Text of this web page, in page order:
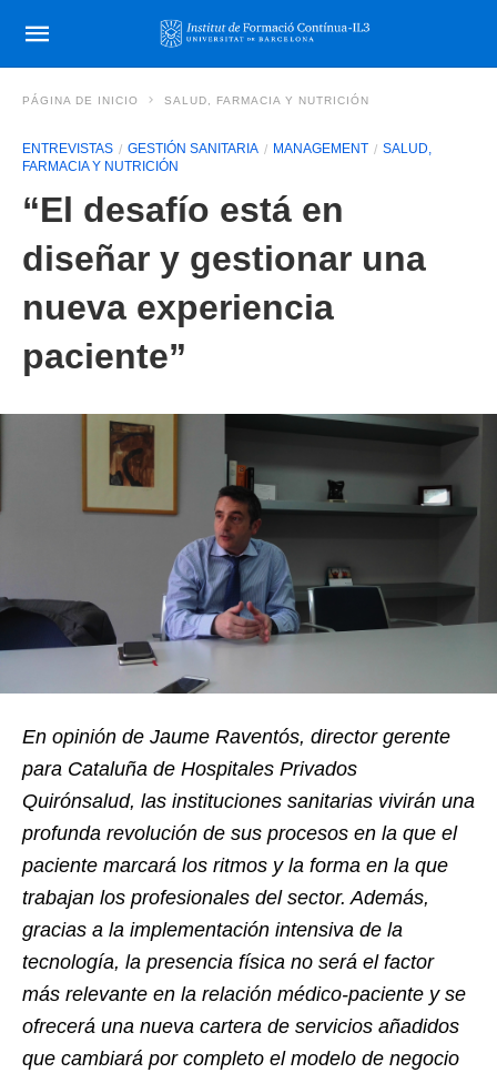
PÁGINA DE INICIO SALUD, FARMACIA Y NUTRICIÓN
ENTREVISTAS GESTIÓN SANITARIA MANAGEMENT
SALUD,
FARMACIA Y NUTRICIÓN
“El desafío está en
diseñar y gestionar una
nueva experiencia
paciente”
En opinión de Jaume Raventós, director gerente
para Cataluña de Hospitales Privados
Quirónsalud, las instituciones sanitarias vivirán una
profunda revolución de sus procesos en la que el
paciente marcará los ritmos y la forma en la que
trabajan los profesionales del sector. Además,
gracias a la implementación intensiva de la
tecnología, la presencia física no será el factor
más relevante en la relación médico-paciente y se
ofrecerá una nueva cartera de servicios añadidos
que cambiará por completo el modelo de negocio